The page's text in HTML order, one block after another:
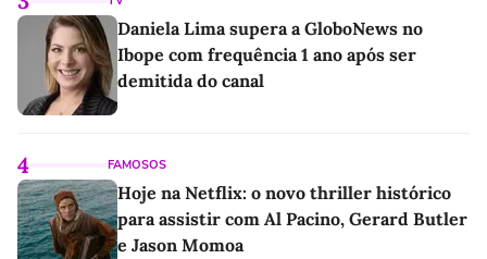
Daniela Lima supera a GloboNews no
Ibope com frequência 1 ano após ser
demitida do canal
4 FAMOSOS
Hoje na Netflix: o novo thriller histórico
para assistir com Al Pacino, Gerard Butler
e Jason Momoa